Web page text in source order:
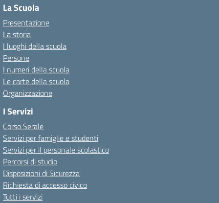
La Scuola
Presentazione
La storia
I luoghi della scuola
Persone
I numeri della scuola
Le carte della scuola
Organizzazione
I Servizi
Corso Serale
Servizi per famiglie e studenti
Servizi per il personale scolastico
Percorsi di studio
Disposizioni di Sicurezza
Richiesta di accesso civico
Tutti i servizi